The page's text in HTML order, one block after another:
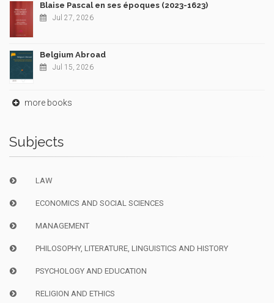
Blaise Pascal en ses époques (2023-1623)
Jul 27, 2026
Belgium Abroad
Jul 15, 2026
more books
Subjects
LAW
ECONOMICS AND SOCIAL SCIENCES
MANAGEMENT
PHILOSOPHY, LITERATURE, LINGUISTICS AND HISTORY
PSYCHOLOGY AND EDUCATION
RELIGION AND ETHICS